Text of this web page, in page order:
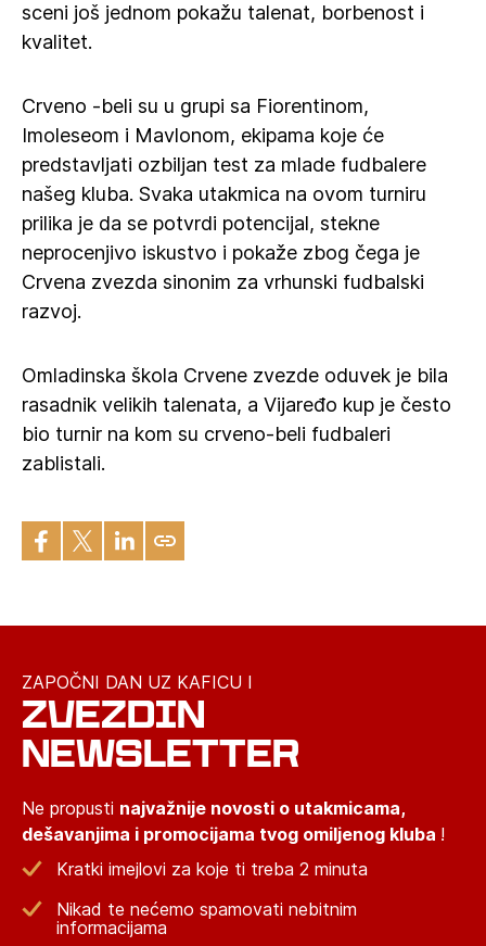
sceni još jednom pokažu talenat, borbenost i
kvalitet.
Crveno -beli su u grupi sa Fiorentinom,
Imoleseom i Mavlonom, ekipama koje će
predstavljati ozbiljan test za mlade fudbalere
našeg kluba. Svaka utakmica na ovom turniru
prilika je da se potvrdi potencijal, stekne
neprocenjivo iskustvo i pokaže zbog čega je
Crvena zvezda sinonim za vrhunski fudbalski
razvoj.
Omladinska škola Crvene zvezde oduvek je bila
rasadnik velikih talenata, a Vijaređo kup je često
bio turnir na kom su crveno-beli fudbaleri
zablistali.
ZAPOČNI DAN UZ KAFICU I
ZVEZDIN
NEWSLETTER
Ne propusti najvažnije novosti o utakmicama,
dešavanjima i promocijama tvog omiljenog kluba !
Kratki imejlovi za koje ti treba 2 minuta
Nikad te nećemo spamovati nebitnim
informacijama